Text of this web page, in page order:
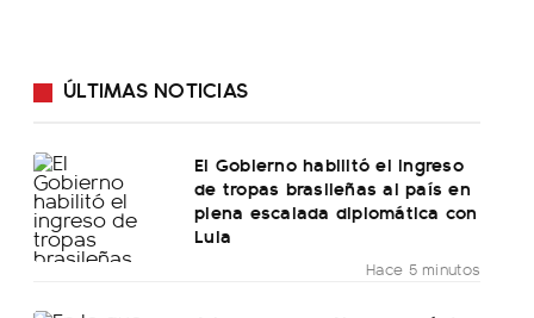
ÚLTIMAS NOTICIAS
El Gobierno habilitó el ingreso
de tropas brasileñas al país en
plena escalada diplomática con
Lula
Hace 5 minutos